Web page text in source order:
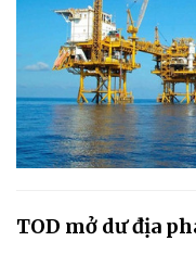
TOD mở dư địa